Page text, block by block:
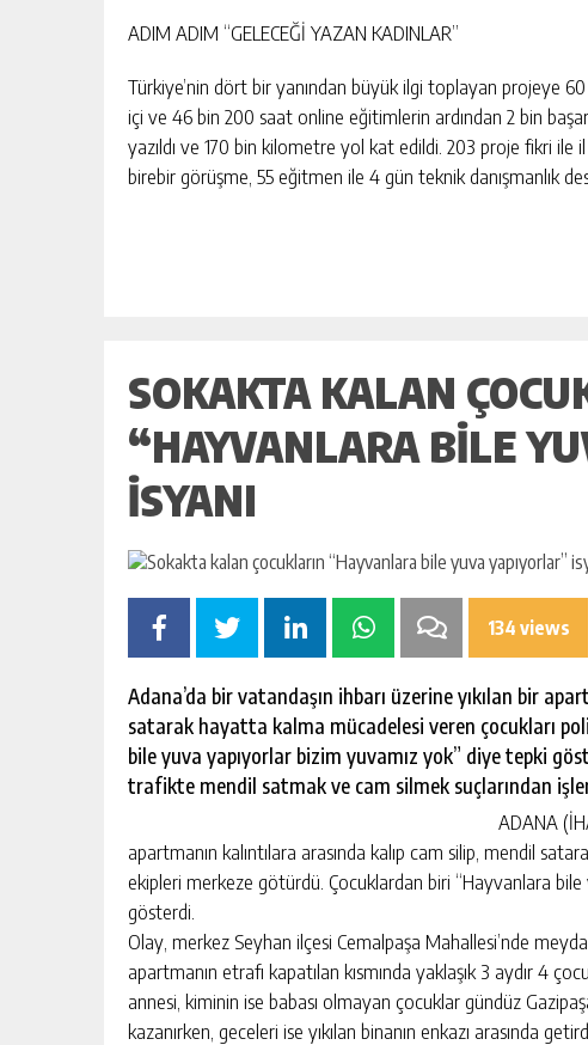
ADIM ADIM “GELECEĞİ YAZAN KADINLAR”
Türkiye’nin dört bir yanından büyük ilgi toplayan projeye 60
içi ve 46 bin 200 saat online eğitimlerin ardından 2 bin
yazıldı ve 170 bin kilometre yol kat edildi. 203 proje fikri ile
birebir görüşme, 55 eğitmen ile 4 gün teknik danışmanlık
SOKAKTA KALAN
“HAYVANLARA BILE
ISYANI
134 views
Adana’da bir vatandaşın ihbarı üzerine yıkılan bir
satarak hayatta kalma mücadelesi veren çocukları
bile yuva yapıyorlar bizim yuvamız yok” diye tepki
trafikte mendil satmak ve cam silmek suçlarından
ADANA
apartmanın kalıntılara arasında kalıp cam silip, mendil
ekipleri merkeze götürdü. Çocuklardan biri “Hayvanlara
gösterdi.
Olay, merkez Seyhan ilçesi Cemalpaşa Mahallesi’nde
apartmanın etrafı kapatılan kısmında yaklaşık 3 aydır 4
annesi, kiminin ise babası olmayan çocuklar gündüz
kazanırken, geceleri ise yıkılan binanın enkazı arasında